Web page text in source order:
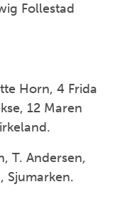
Follestad
Horn, 4 Frida
12 Maren
T. Andersen,
Sjumarken.